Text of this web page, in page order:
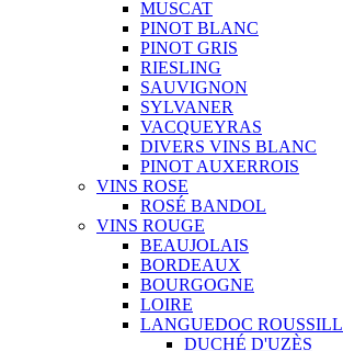
MUSCAT
PINOT BLANC
PINOT GRIS
RIESLING
SAUVIGNON
SYLVANER
VACQUEYRAS
DIVERS VINS BLANC
PINOT AUXERROIS
VINS ROSE
ROSÉ BANDOL
VINS ROUGE
BEAUJOLAIS
BORDEAUX
BOURGOGNE
LOIRE
LANGUEDOC
DUCHÉ D'UZÈS